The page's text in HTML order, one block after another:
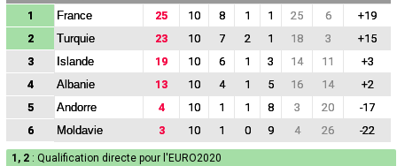
1
France 25 10 8 1 1 25 6
+19
2
Turquie 23 10 7 2 1 18 3
+15
3
Islande 19 10 6 1 3 14 11
+3
4
Albanie 13 10 4 1 5 16 14
+2
5
Andorre 4 10 1 1 8 3 20
-17
6
Moldavie 3 10 1 0 9 4 26 -22
1, 2 : Qualification directe pour l'EURO2020
Résultats et Classements
Class. buteurs européens
Programme TV foot
Vidéos
Sondages